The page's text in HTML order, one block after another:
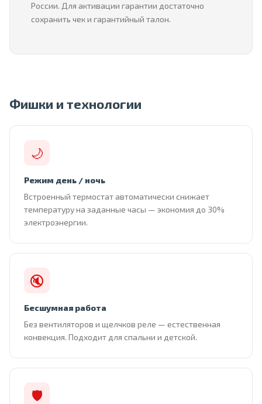
России. Для активации гарантии достаточно
сохранить чек и гарантийный талон.
Фишки и технологии
🌙
Режим день / ночь
Встроенный термостат автоматически снижает
температуру на заданные часы — экономия до 30%
электроэнергии.
🔇
Бесшумная работа
Без вентиляторов и щелчков реле — естественная
конвекция. Подходит для спальни и детской.
🛡